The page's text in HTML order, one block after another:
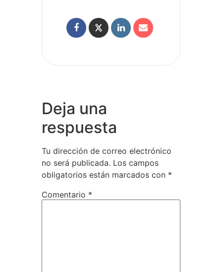
Deja una
respuesta
Tu dirección de correo electrónico
no será publicada. Los campos
obligatorios están marcados con *
Comentario *